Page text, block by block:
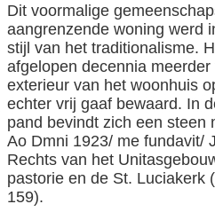
Dit voormalige
aangrenzende woning werd
stijl van het traditionalisme.
afgelopen decennia
exterieur van het woonhuis
echter vrij gaaf bewaard. In
pand bevindt zich een steen
Ao Dmni 1923/ me fundavit/
Rechts van het
pastorie en de St. Luciakerk
159).